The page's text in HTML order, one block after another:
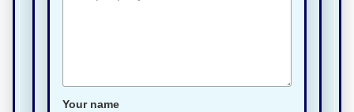
Your name